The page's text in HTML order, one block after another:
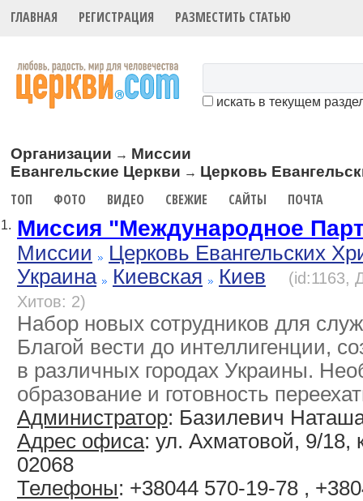
ГЛАВНАЯ РЕГИСТРАЦИЯ РАЗМЕСТИТЬ СТАТЬЮ
искать в текущем
Организации → Миссии
Евангельские Церкви → Церковь
ТОП ФОТО ВИДЕО СВЕЖИЕ САЙТЫ ПОЧТА
1. Миссия "Международное
Миссии
Церковь Евангельских
Украина
Киевская Киев
(id:1163,
Хитов: 2)
Набор новых сотрудников для
Благой вести до интеллигенции,
в различных городах Украины.
образование и готовность
Администратор: Базилевич
Адрес офиса: ул. Ахматовой, 9/18,
02068
Телефоны: +38044 570-19-78 ,